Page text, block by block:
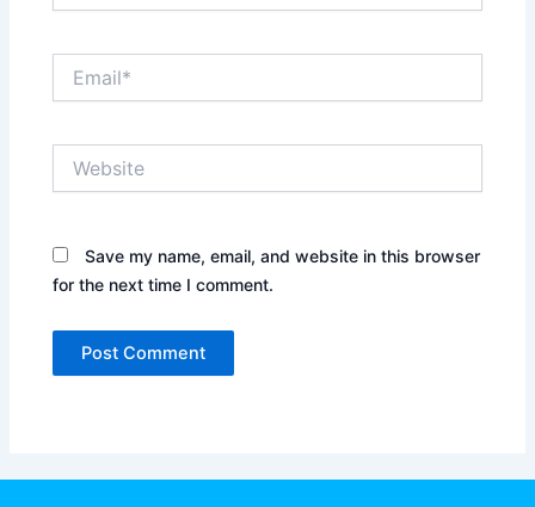
Save my name, email, and website in this browser
for the next time I comment.